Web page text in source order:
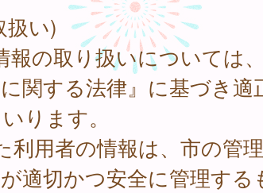
扱い)
の取り扱いについては
関する法律』に基づき適
ります。
用者の情報は、市の管
適切かつ安全に管理する